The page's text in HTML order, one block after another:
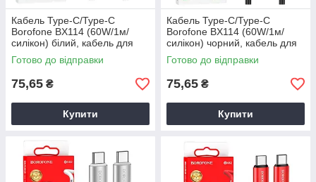
Кабель Type-C/Type-C
Borofone BX114 (60W/1м/
силікон) білий, кабель для
зарядки телефону Type-C
Готово до відправки
75,65 ₴
Купити
Кабель Type-C/Type-C
Borofone BX114 (60W/1м/
силікон) чорний, кабель для
зарядки телефону Type-C
Готово до відправки
75,65 ₴
Купити